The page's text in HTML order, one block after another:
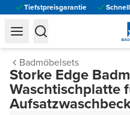
Tiefstpreisgarantie
Badmöbelsets
Storke Edge
Waschtischplatte